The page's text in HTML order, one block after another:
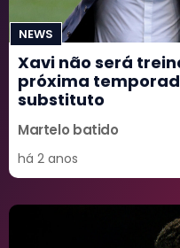
NEWS
Xavi não será
próxima
substituto
Martelo batido
há 2 anos